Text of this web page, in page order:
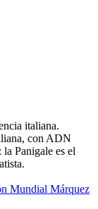
italiana.
con ADN
Panigale es el
Mundial Márquez